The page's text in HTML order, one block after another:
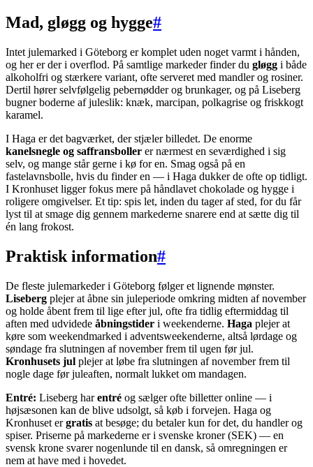
Mad, gløgg og hygge#
Intet julemarked i Göteborg er komplet uden noget varmt i hånden,
og her er der i overflod. På samtlige markeder finder du gløgg i både
alkoholfri og stærkere variant, ofte serveret med mandler og rosiner.
Dertil hører selvfølgelig pebernødder og brunkager, og på Liseberg
bugner boderne af juleslik: knæk, marcipan, polkagrise og friskkogt
karamel.
I Haga er det bagværket, der stjæler billedet. De enorme
kanelsnegle og saffransboller er nærmest en seværdighed i sig
selv, og mange står gerne i kø for en. Smag også på en
fastelavnsbolle, hvis du finder en — i Haga dukker de ofte op tidligt.
I Kronhuset ligger fokus mere på håndlavet chokolade og hygge i
roligere omgivelser. Et tip: spis let, inden du tager af sted, for du får
lyst til at smage dig gennem markederne snarere end at sætte dig til
én lang frokost.
Praktisk information#
De fleste julemarkeder i Göteborg følger et lignende mønster.
Liseberg plejer at åbne sin juleperiode omkring midten af november
og holde åbent frem til lige efter jul, ofte fra tidlig eftermiddag til
aften med udvidede åbningstider i weekenderne. Haga plejer at
køre som weekendmarked i adventsweekenderne, altså lørdage og
søndage fra slutningen af november frem til ugen før jul.
Kronhusets jul plejer at løbe fra slutningen af november frem til
nogle dage før juleaften, normalt lukket om mandagen.
Entré: Liseberg harentré og sælger ofte billetter online — i
højsæsonen kan de blive udsolgt, så køb i forvejen. Haga og
Kronhuset ergratis at besøge; du betaler kun for det, du handler og
spiser. Priserne på markederne er i svenske kroner (SEK) — en
svensk krone svarer nogenlunde til en dansk, så omregningen er
nem at have med i hovedet.